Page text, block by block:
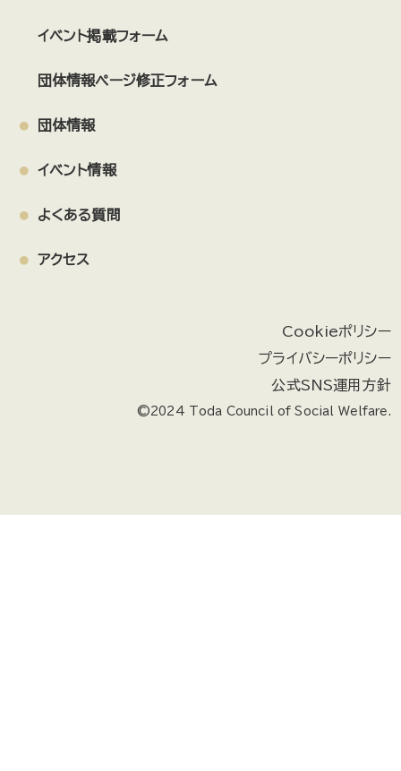
イベント掲載フォーム
団体情報ページ修正フォーム
団体情報
イベント情報
よくある質問
アクセス
Cookieポリシー
プライバシーポリシー
公式SNS運用方針
©2024 Toda Council of Social Welfare.